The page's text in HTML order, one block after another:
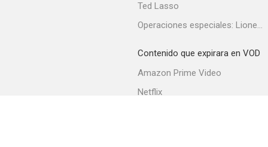
Ted Lasso
Operaciones especiales: Lioness
Contenido que expirara en VOD
Amazon Prime Video
Netflix